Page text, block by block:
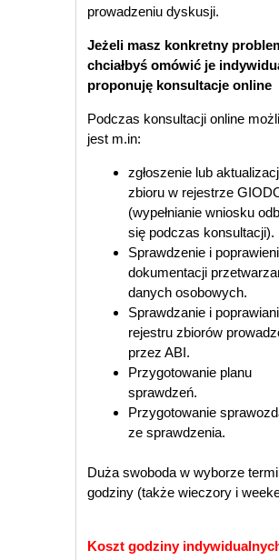
prowadzeniu dyskusji.
Jeżeli masz konkretny
chciałbyś omówić je
proponuję konsultacje online
Podczas konsultacji online
jest m.in:
zgłoszenie lub
zbioru w rejestrze
(wypełnianie wniosku
się podczas konsultacji).
Sprawdzenie i
dokumentacji
danych osobowych.
Sprawdzanie i
rejestru zbiorów
przez ABI.
Przygotowanie planu
sprawdzeń.
Przygotowanie
ze sprawdzenia.
Duża swoboda w wyborze
godziny (także wieczory i
Koszt godziny